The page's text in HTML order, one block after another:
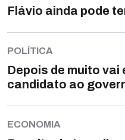
Flávio ainda pode
POLÍTICA
Depois de muito vai
candidato ao
ECONOMIA